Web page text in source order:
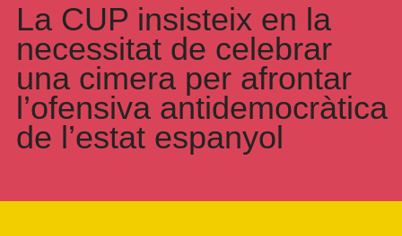
La CUP insisteix en la
necessitat de celebrar
una cimera per afrontar
l’ofensiva antidemocràtica
de l’estat espanyol